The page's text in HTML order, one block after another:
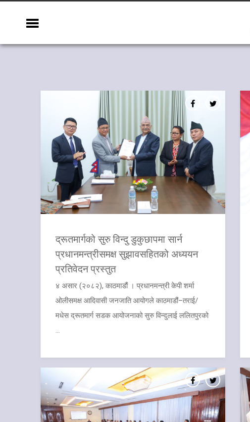
द्रूतमार्गको सुरु विन्दु डुकुछापमा सार्न
प्रधानमन्त्रीसमक्ष सुझावसहितको अध्ययन
प्रतिवेदन प्रस्तुत
४ असार (२०८२), काठमाडौं । प्रधानमन्त्री केपी शर्मा
ओलीसमक्ष आदिवासी जनजाति आयोगले काठमाडौं–तराई/
मधेस द्रूतमार्ग सडक आयोजनाको सुरु विन्दुलाई ललितपुरको
...